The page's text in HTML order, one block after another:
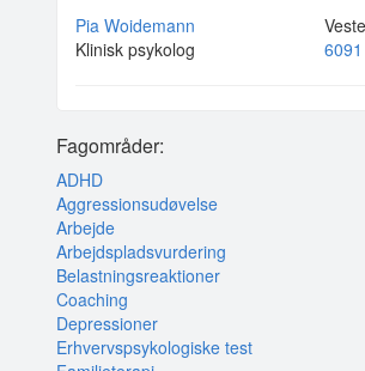
Pia Woidemann
Klinisk psykolog
Fagområder:
ADHD
Aggressionsudøvelse
Arbejde
Arbejdspladsvurdering
Belastningsreaktioner
Coaching
Depressioner
Erhvervspsykologiske test